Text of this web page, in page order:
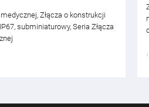
Złącza o konstrukcji
subminiaturowy, Seria Złącza